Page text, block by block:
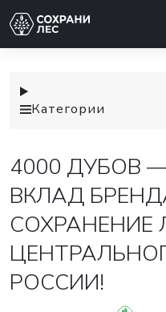
Категории
4000 ДУБОВ
ВКЛАД
СОХРАНЕНИЕ
РОССИИ!